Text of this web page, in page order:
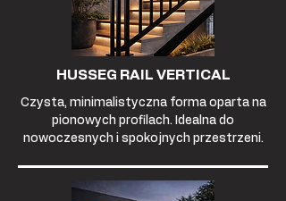
HUSSEG RAIL VERTICAL
Czysta, minimalistyczna forma oparta na
pionowych profilach. Idealna do
nowoczesnych i spokojnych przestrzeni.